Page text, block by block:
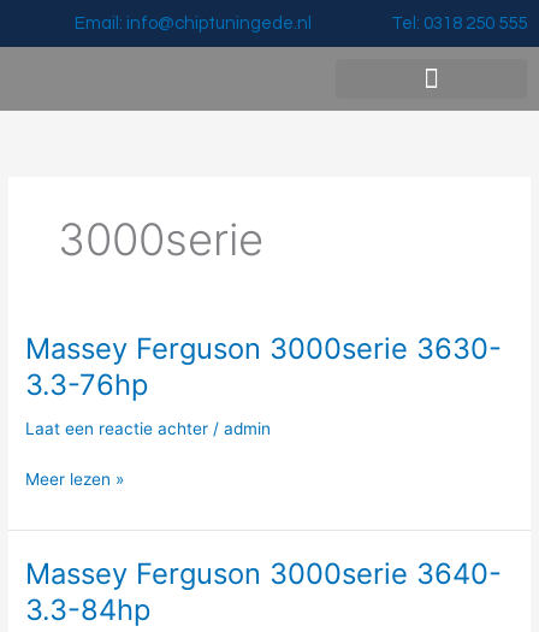
Email: info@chiptuningede.nl Tel: 0318 250 555
3000serie
Massey Ferguson 3000serie 3630-
3.3-76hp
Laat een reactie achter /admin
Massey
Ferguson
3000serie
3630-
76hp
Meer lezen »
Massey Ferguson 3000serie 3640-
3.3-84hp
Massey
Ferguson
3000serie